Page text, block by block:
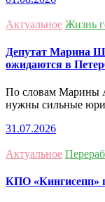
Актуальное Жизнь
Депутат Марина
ожидаются в
По словам Марины
нужны сильные
31.07.2026
Актуальное
КПО «Кингисепп»